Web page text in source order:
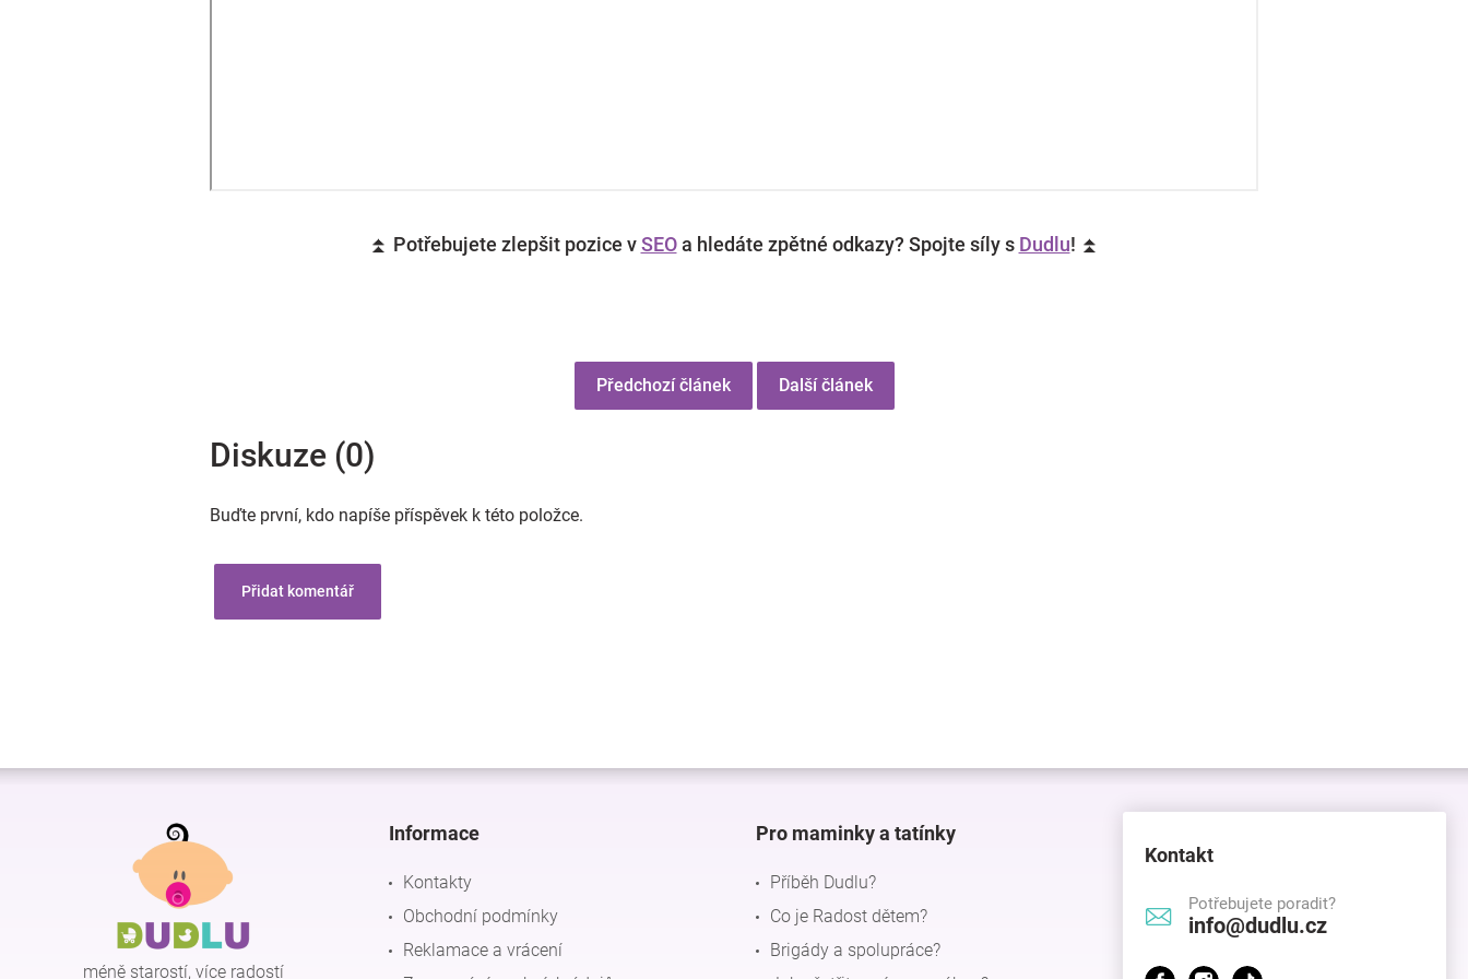
⏫ Potřebujete zlepšit pozice vSEOa hledáte zpětné odkazy? Spojte síly s Dudlu! ⏫
Předchozí článek Další článek
Diskuze (0)
Buďte první, kdo napíše příspěvek k této položce.
Přidat komentář
Z
méně starostí, více radostí
Informace
Kontakty
Obchodní podmínky
Reklamace a vrácení
Pro maminky a tatínky
Příběh Dudlu?
Co je Radost dětem?
Brigády a spolupráce?
Kontakt
Potřebujete poradit?
info@dudlu.cz